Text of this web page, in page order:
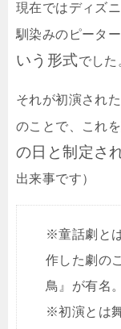
現在ではディズ
馴染みのピータ
いう形式でした
それが初演され
のことで、これを
の日と制定さ
出来事です）
※童話劇と
作した劇の
鳥』が有名。
※初演とは